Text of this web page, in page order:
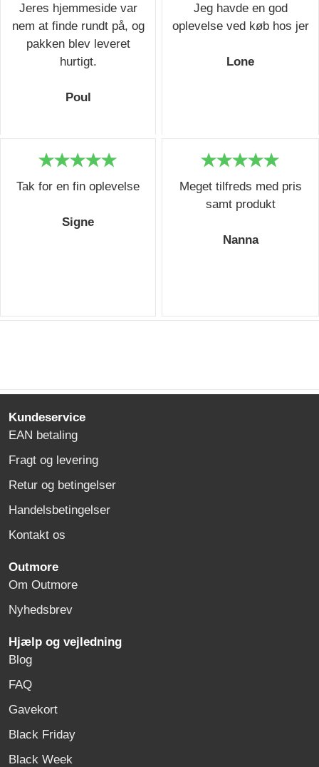
Jeres hjemmeside var
nem at finde rundt på, og
pakken blev leveret
hurtigt.
Poul
Jeg havde en god
oplevelse ved køb hos jer
Lone
Tak for en fin oplevelse
Signe
Meget tilfreds med pris
samt produkt
Nanna
Kundeservice
EAN betaling
Fragt og levering
Retur og betingelser
Handelsbetingelser
Kontakt os
Outmore
Om Outmore
Nyhedsbrev
Hjælp og vejledning
Blog
FAQ
Gavekort
Black Friday
Black Week